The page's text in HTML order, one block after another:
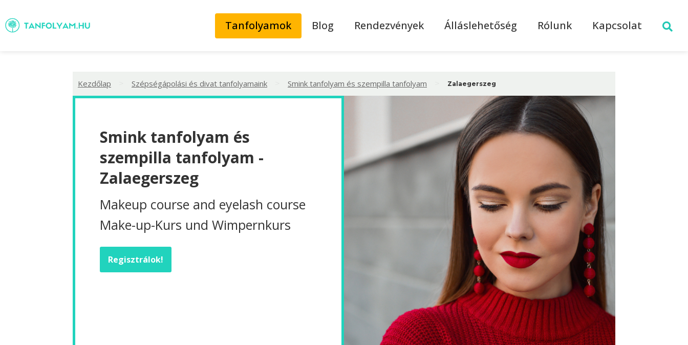
Tanfolyamok Blog Rendezvények Álláslehetőség Rólunk Kapcsolat
Kezdőlap Szépségápolási és divat tanfolyamaink Smink tanfolyam és szempilla tanfolyam Zalaegerszeg
Smink tanfolyam és
szempilla tanfolyam -
Zalaegerszeg
Makeup course and eyelash course
Make-up-Kurs und Wimpernkurs
Regisztrálok!